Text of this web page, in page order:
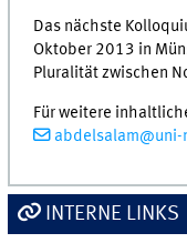
Das nächste
Oktober 2013 in
Pluralität zwischen
Für weitere
abdelsalam@uni-
INTERNE LINKS